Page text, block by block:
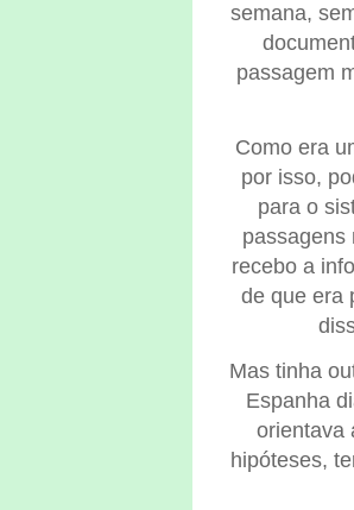
semana,
passagem
Como era
por isso,
para o
passagens
recebo a
de que era
Mas tinha
Espanha
orientava
hipóteses,